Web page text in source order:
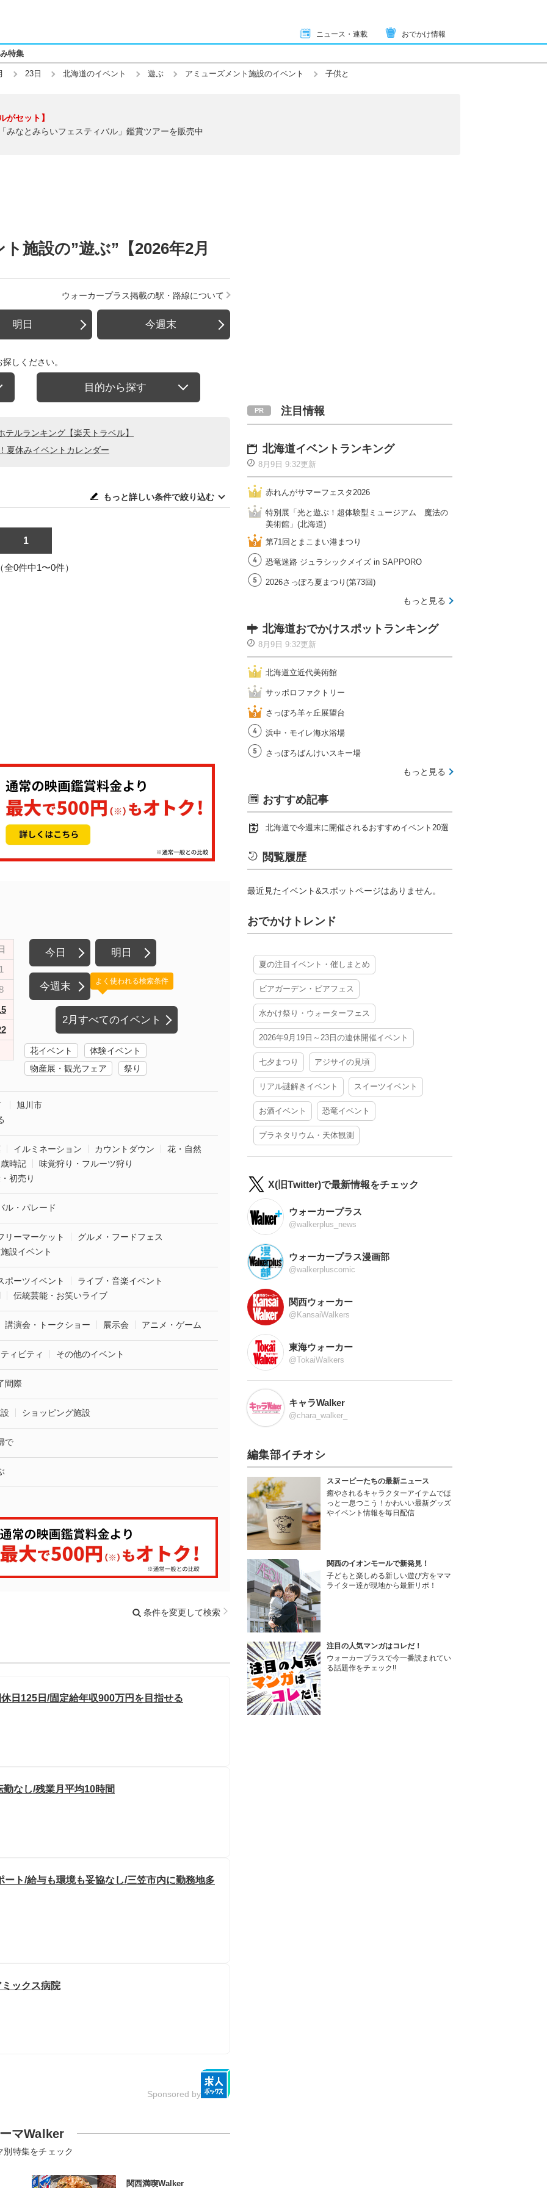
ニュース・連載 おでかけ情報
特集
23日 北海道のイベント 遊ぶ アミューズメント施設のイベント 子供と
がセット】
みなとみらいフェスティバル」鑑賞ツアーを販売中
施設の”遊ぶ”【2026年2月
ウォーカープラス掲載の駅・路線について
明日 今週末
しください。
目的から探す
ルランキング【楽天トラベル】
夏休みイベントカレンダー
もっと詳しい条件で絞り込む
1
全0件中1〜0件）
今日 明日
今週末
2月すべてのイベント
よく使われる検索条件
花イベント
体験イベント
物産展・観光フェア
祭り
旭川市
イルミネーション カウントダウン
花・自然
時記
味覚狩り・フルーツ狩り
初売り
ル・パレード
リーマーケット
グルメ・フードフェス
設イベント
ポーツイベント
ライブ・音楽イベント
伝統芸能・お笑いライブ
講演会・トークショー 展示会 アニメ・ゲーム
ィビティ その他のイベント
間際
ショッピング施設
で
条件を変更して検索
日125日/固定給年収900万円を目指せる
なし/残業月平均10時間
ト/給与も環境も妥協なし/三笠市内に勤務地多
ックス病院
Sponsored by
マWalker
別特集をチェック
関西満喫Walker
注目情報
北海道イベントランキング
8月9日 9:32更新
赤れんがサマーフェスタ2026
特別展「光と遊ぶ！超体験型ミュージアム 魔法の
美術館」(北海道)
第71回とまこまい港まつり
恐竜迷路 ジュラシックメイズ in SAPPORO
2026さっぽろ夏まつり(第73回)
もっと見る
北海道おでかけスポットランキング
8月9日 9:32更新
北海道立近代美術館
サッポロファクトリー
さっぽろ羊ヶ丘展望台
浜中・モイレ海水浴場
さっぽろばんけいスキー場
もっと見る
おすすめ記事
北海道で今週末に開催されるおすすめイベント20選
閲覧履歴
最近見たイベント&スポットページはありません。
おでかけトレンド
夏の注目イベント・催しまとめ
ビアガーデン・ビアフェス
水かけ祭り・ウォーターフェス
2026年9月19日～23日の連休開催イベント
七夕まつり アジサイの見頃
リアル謎解きイベント スイーツイベント
お酒イベント 恐竜イベント
プラネタリウム・天体観測
X(旧Twitter)で最新情報をチェック
ウォーカープラス
@walkerplus_news
ウォーカープラス漫画部
@walkerpluscomic
関西ウォーカー
@KansaiWalkers
東海ウォーカー
@TokaiWalkers
キャラWalker
@chara_walker_
編集部イチオシ
スヌーピーたちの最新ニュース
癒やされるキャラクターアイテムでほ
っと一息つこう！かわいい最新グッズ
やイベント情報を毎日配信
関西のイオンモールで新発見！
子どもと楽しめる新しい遊び方をママ
ライター達が現地から最新リポ！
注目の人気マンガはコレだ！
ウォーカープラスで今一番読まれてい
る話題作をチェック!!